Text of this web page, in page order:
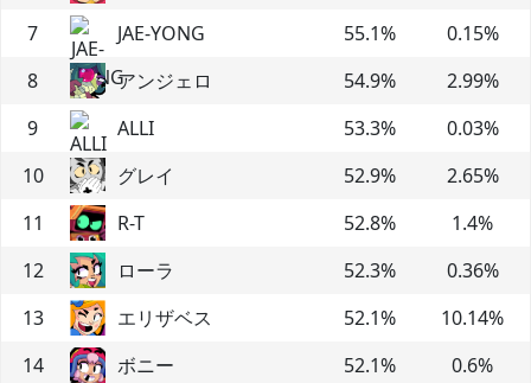
7
JAE-YONG 55.1% 0.15%
8
アンジェロ 54.9% 2.99%
9
ALLI 53.3% 0.03%
10
グレイ 52.9% 2.65%
11
R-T 52.8% 1.4%
12
ローラ 52.3% 0.36%
13
エリザベス 52.1% 10.14%
14
ボニー 52.1% 0.6%